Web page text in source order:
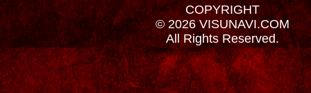
COPYRIGHT
© 2026 VISUNAVI.COM
All Rights Reserved.